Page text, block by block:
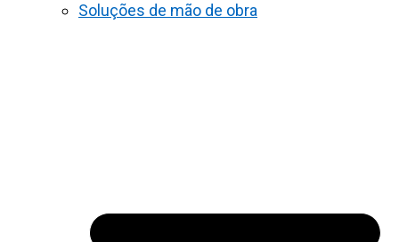
Soluções de mão de obra